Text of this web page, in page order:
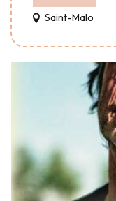
Saint-Malo